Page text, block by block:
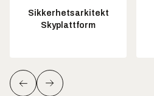
Sikkerhetsarkitekt
Skyplattform